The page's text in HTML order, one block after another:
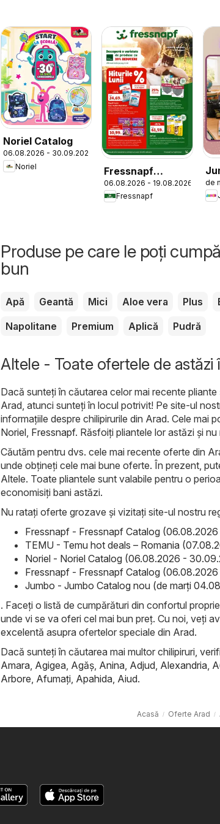
Noriel Catalog
06.08.2026 - 30.09.2026
Noriel
Fressnapf
Catalog
06.08.2026 - 19.08.2026
Fressnapf
de
Produse pe care le poți
bun
Apă Geantă Mici Aloe vera Plus
Napolitane
Premium Aplică Pudră
Altele - Toate ofertele de astăzi
Dacă sunteți în căutarea celor mai recente
Arad, atunci sunteți în locul potrivit! Pe site-ul
informațiile despre chilipirurile din Arad. Cele mai
Noriel Fressnapf. Răsfoiți pliantele lor astăzi și
Căutăm pentru dvs. cele mai recente oferte din
unde obțineți cele mai bune oferte. În prezent,
Altele. Toate pliantele sunt valabile pentru o
economisiți bani astăzi.
Nu ratați oferte grozave și vizitați site-ul nostru
Fressnapf - Fressnapf Catalog
TEMU - Temu hot deals – Romania
Noriel - Noriel Catalog (06.08.2026 -
Fressnapf - Fressnapf Catalog
Jumbo - Jumbo Catalog nou (de marți
. Faceți o listă de cumpărături din confortul
unde vi se va oferi cel mai bun preț. Cu noi, veți
excelentă asupra ofertelor speciale din Arad.
Dacă sunteți în căutarea mai multor chilipiruri,
Amara Agigea Agăş Anina Adjud Alexandria
Arbore Afumaţi Apahida Aiud.
Acasă Oferte Arad